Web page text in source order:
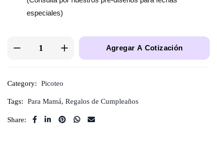
especiales)
Agregar A Cotización
Category: Picoteo
Tags: Para Mamá, Regalos de Cumpleaños
Share: